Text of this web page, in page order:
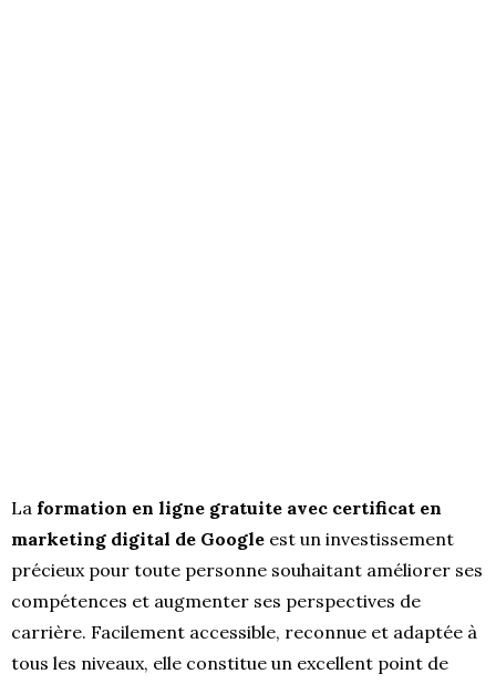
La formation en ligne gratuite avec certificat en
marketing digital de Google est un investissement
précieux pour toute personne souhaitant améliorer ses
compétences et augmenter ses perspectives de
carrière. Facilement accessible, reconnue et adaptée à
tous les niveaux, elle constitue un excellent point de